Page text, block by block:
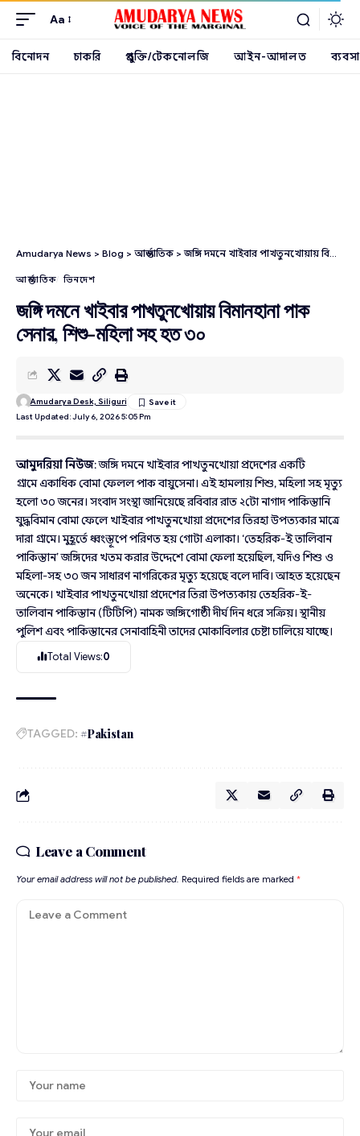
Aa
বিনোদন চাকরি প্রযুক্তি/টেকনোলজি আইন-আদালত ব্যবসা
Amudarya News > Blog > আন্তর্জাতিক >জঙ্গি দমনে খাইবার পাখতুনখোয়ায় বিমানহানা পাক সেনার, শিশু-মহিলা সহ হত ৩০
আন্তর্জাতিক ভিনদেশ
জঙ্গি দমনে খাইবার পাখতুনখোয়ায় বিমানহানা পাক
সেনার, শিশু-মহিলা সহ হত ৩০
Last Updated: July 6, 2026 5:05 Pm
Amudarya Desk, Siliguri
আমুদরিয়া নিউজ: জঙ্গি দমনে খাইবার পাখতুনখোয়া প্রদেশের একটি
গ্রামে একাধিক বোমা ফেলল পাক বায়ুসেনা। এই হামলায় শিশু, মহিলা সহ মৃত্যু
হলো ৩০ জনের। সংবাদ সংস্থা জানিয়েছে রবিবার রাত ২টো নাগাদ পাকিস্তানি
যুদ্ধবিমান বোমা ফেলে খাইবার পাখতুনখোয়া প্রদেশের তিরহা উপত্যকার মাত্রে
দারা গ্রামে। মুহূর্তে ধ্বংস্তূপে পরিণত হয় গোটা এলাকা। ‘তেহরিক-ই তালিবান
পাকিস্তান’ জঙ্গিদের খতম করার উদ্দেশে বোমা ফেলা হয়েছিল, যদিও শিশু ও
মহিলা-সহ ৩০ জন সাধারণ নাগরিকের মৃত্যু হয়েছে বলে দাবি। আহত হয়েছেন
অনেকে। খাইবার পাখতুনখোয়া প্রদেশের তিরা উপত্যকায় তেহরিক-ই-
তালিবান পাকিস্তান (টিটিপি) নামক জঙ্গিগোষ্ঠী দীর্ঘ দিন ধরে সক্রিয়। স্থানীয়
পুলিশ এবং পাকিস্তানের সেনাবাহিনী তাদের মোকাবিলার চেষ্টা চালিয়ে যাচ্ছে।
Total Views:0
TAGGED: #Pakistan
Leave a Comment
Your email address will not be published. Required fields are marked *